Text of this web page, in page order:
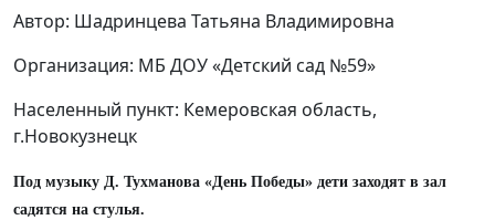
Автор: Шадринцева Татьяна Владимировна
Организация: МБ ДОУ «Детский сад №59»
Населенный пункт: Кемеровская область,
г.Новокузнецк
Под музыку Д. Тухманова «День Победы» дети заходят в зал
садятся на стулья.